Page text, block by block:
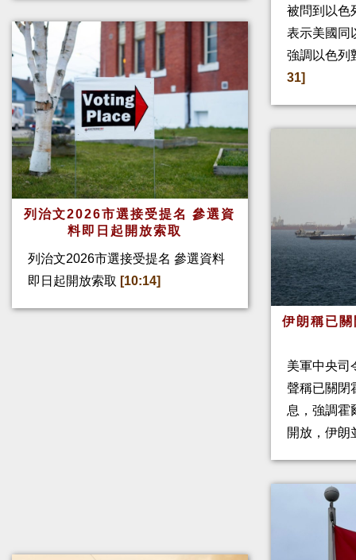
列治文2026市選接受提名 參選資
料即日起開放索取
列治文2026市選接受提名 參選資料
即日起開放索取 [10:14]
被問到以色
表示美國同
強調以色列
31]
伊朗稱已
美軍中央司
聲稱已關閉
息，強調霍
開放，伊